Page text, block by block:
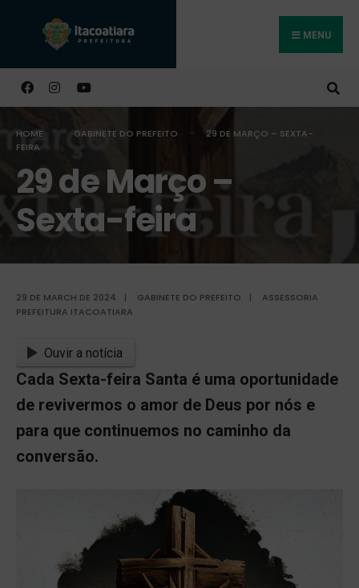
MENU
HOME GABINETE DO PREFEITO
29 DE MARÇO – SEXTA-
FEIRA
29 de Março –
Sexta-feira
29 DE MARCH DE 2024 | GABINETE DO PREFEITO |
ASSESSORIA
PREFEITURA ITACOATIARA
Ouvir a notícia
Cada Sexta-feira Santa é uma oportunidade
de revivermos o amor de Deus por nós e
para que continuemos no caminho da
conversão.
Buscar